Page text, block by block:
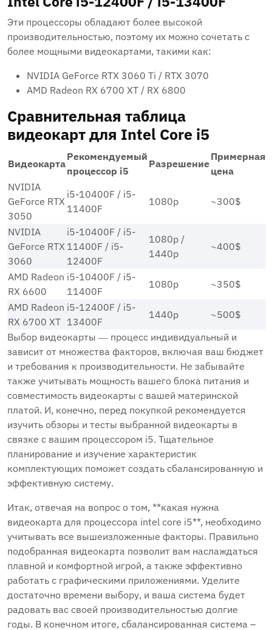
Эти процессоры обладают более высокой
производительностью, поэтому их можно сочетать с
более мощными видеокартами, такими как:
NVIDIA GeForce RTX 3060 Ti / RTX 3070
AMD Radeon RX 6700 XT / RX 6800
Сравнительная таблица
видеокарт для Intel Core i5
Видеокарта
Рекомендуемый
процессор i5
Разрешение
Примерная
цена
NVIDIA
GeForce RTX
3050
i5-10400F / i5-
11400F
1080p ~300$
NVIDIA
GeForce RTX
3060
i5-10400F / i5-
11400F / i5-
12400F
1080p /
1440p
~400$
AMD Radeon
RX 6600
i5-10400F / i5-
11400F
1080p
~350$
AMD Radeon
RX 6700 XT
i5-12400F / i5-
13400F
1440p
~500$
Выбор видеокарты ― процесс индивидуальный и
зависит от множества факторов, включая ваш бюджет
и требования к производительности. Не забывайте
также учитывать мощность вашего блока питания и
совместимость видеокарты с вашей материнской
платой. И, конечно, перед покупкой рекомендуется
изучить обзоры и тесты выбранной видеокарты в
связке с вашим процессором i5. Тщательное
планирование и изучение характеристик
комплектующих поможет создать сбалансированную и
эффективную систему.
Итак, отвечая на вопрос о том, **какая нужна
видеокарта для процессора intel core i5**, необходимо
учитывать все вышеизложенные факторы. Правильно
подобранная видеокарта позволит вам наслаждаться
плавной и комфортной игрой, а также эффективно
работать с графическими приложениями. Уделите
достаточно времени выбору, и ваша система будет
радовать вас своей производительностью долгие
годы. В конечном итоге, сбалансированная система –